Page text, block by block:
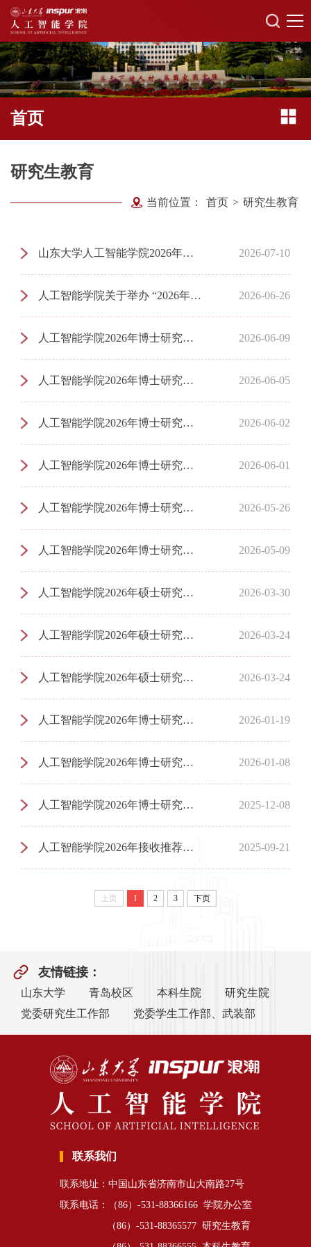
首页
研究生教育
当前位置： 首页 > 研究生教育
山东大学人工智能学院2026年夏令营活动开营仪式安排 2026-07-10
人工智能学院关于举办 “2026年全国优秀大学生暑期夏令营”活动的通知 2026-06-26
人工智能学院2026年博士研究生招生复试成绩及拟录取名单公示——第三批次 2026-06-09
人工智能学院2026年博士研究生招生复试参加人员公示——第三批次 2026-06-05
人工智能学院2026年博士研究生招生实施方法—增补计划 2026-06-02
人工智能学院2026年博士研究生招生复试成绩及拟录取名单公示——第二批次 2026-06-01
人工智能学院2026年博士研究生招生复试参加人员公示——第二批次 2026-05-26
人工智能学院2026年博士研究生招生实施方法—增补计划 2026-05-09
人工智能学院2026年硕士研究生一志愿复试成绩及拟录取名单公示 2026-03-30
人工智能学院2026年硕士研究生一志愿复试名单公示 2026-03-24
人工智能学院2026年硕士研究生招生考试复试方案 2026-03-24
人工智能学院2026年博士研究生招生复试成绩及拟录取名单公示——第一批次 2026-01-19
人工智能学院2026年博士研究生招生复试参加人员公示——第一批次 2026-01-08
人工智能学院2026年博士研究生招生实施方法 2025-12-08
人工智能学院2026年接收推荐免试硕士研究生复试成绩公示 2025-09-21
上页 1 2 3 下页
友情链接：
山东大学 青岛校区 本科生院
研究生院
党委研究生工作部
党委学生工作部、武装部
联系我们
联系地址：中国山东省济南市山大南路27号
联系电话：（86）-531-88366166 学院办公室
（86）-531-88365577 研究生教育